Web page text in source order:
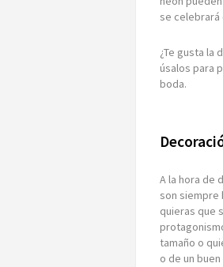
se celebrará
¿Te gusta la
úsalos para
boda.
A la hora de
son siempre
quieras que
tamaño o
o de un